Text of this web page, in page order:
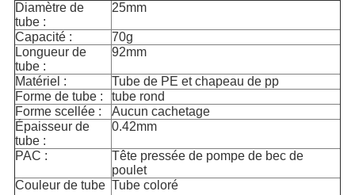
Diamètre de
tube :
25mm
Capacité :
70g
Longueur de
tube :
92mm
Matériel :
Tube de PE et chapeau de pp
Forme de tube :
tube rond
Forme scellée :
Aucun cachetage
Épaisseur de
tube :
0.42mm
PAC :
Tête pressée de pompe de bec de
poulet
Couleur de tube Tube coloré